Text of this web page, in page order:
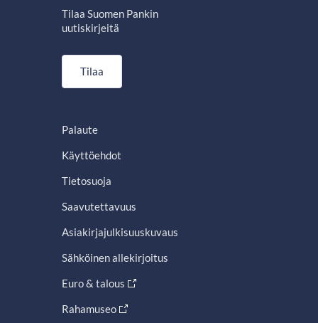
Tilaa Suomen Pankin
uutiskirjeitä
Tilaa
Palaute
Käyttöehdot
Tietosuoja
Saavutettavuus
Asiakirjajulkisuuskuvaus
Sähköinen allekirjoitus
Euro & talous
Rahamuseo